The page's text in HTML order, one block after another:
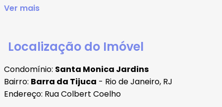
Ver mais
Localização do Imóvel
Condomínio: Santa Monica Jardins
Bairro: Barra da Tijuca - Rio de Janeiro, RJ
Endereço: Rua Colbert Coelho